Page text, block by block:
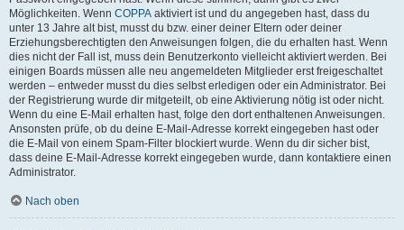
Möglichkeiten. Wenn COPPA aktiviert ist und du angegeben hast, dass du
unter 13 Jahre alt bist, musst du bzw. einer deiner Eltern oder deiner
Erziehungsberechtigten den Anweisungen folgen, die du erhalten hast. Wenn
dies nicht der Fall ist, muss dein Benutzerkonto vielleicht aktiviert werden. Bei
einigen Boards müssen alle neu angemeldeten Mitglieder erst freigeschaltet
werden – entweder musst du dies selbst erledigen oder ein Administrator. Bei
der Registrierung wurde dir mitgeteilt, ob eine Aktivierung nötig ist oder nicht.
Wenn du eine E-Mail erhalten hast, folge den dort enthaltenen Anweisungen.
Ansonsten prüfe, ob du deine E-Mail-Adresse korrekt eingegeben hast oder
die E-Mail von einem Spam-Filter blockiert wurde. Wenn du dir sicher bist,
dass deine E-Mail-Adresse korrekt eingegeben wurde, dann kontaktiere einen
Administrator.
Nach oben